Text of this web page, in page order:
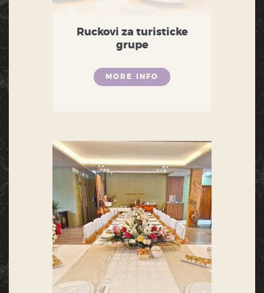
Ruckovi za turisticke
grupe
MORE INFO